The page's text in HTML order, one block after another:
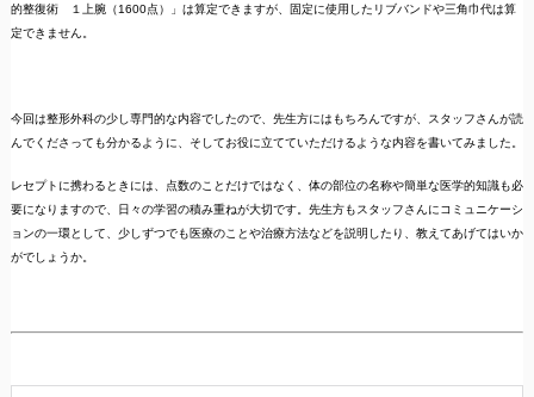
的整復術 １上腕（1600点）」は算定できますが、固定に使用したリブバンドや三角巾代は算
定できません。
今回は整形外科の少し専門的な内容でしたので、先生方にはもちろんですが、スタッフさんが読
んでくださっても分かるように、そしてお役に立てていただけるような内容を書いてみました。
レセプトに携わるときには、点数のことだけではなく、体の部位の名称や簡単な医学的知識も必
要になりますので、日々の学習の積み重ねが大切です。先生方もスタッフさんにコミュニケーシ
ョンの一環として、少しずつでも医療のことや治療方法などを説明したり、教えてあげてはいか
がでしょうか。